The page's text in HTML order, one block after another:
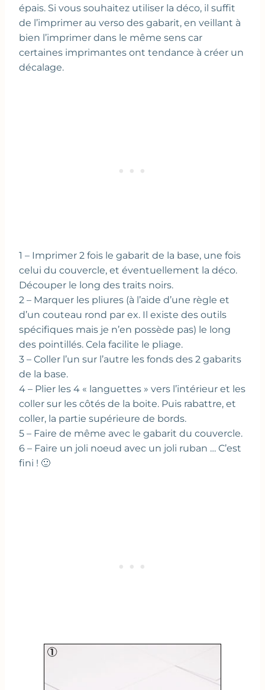
épais. Si vous souhaitez utiliser la déco, il suffit
de l’imprimer au verso des gabarit, en veillant à
bien l’imprimer dans le même sens car
certaines imprimantes ont tendance à créer un
décalage.
1 – Imprimer 2 fois le gabarit de la base, une fois
celui du couvercle, et éventuellement la déco.
Découper le long des traits noirs.
2 – Marquer les pliures (à l’aide d’une règle et
d’un couteau rond par ex. Il existe des outils
spécifiques mais je n’en possède pas) le long
des pointillés. Cela facilite le pliage.
3 – Coller l’un sur l’autre les fonds des 2 gabarits
de la base.
4 – Plier les 4 « languettes » vers l’intérieur et les
coller sur les côtés de la boite. Puis rabattre, et
coller, la partie supérieure de bords.
5 – Faire de même avec le gabarit du couvercle.
6 – Faire un joli noeud avec un joli ruban … C’est
fini ! 🙂